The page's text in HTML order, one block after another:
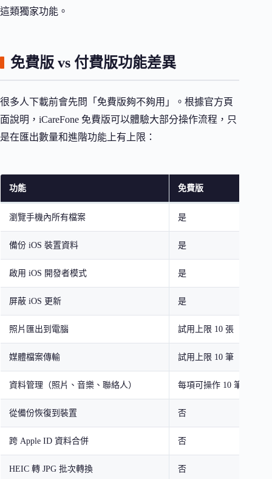
這類獨家功能。
免費版 vs 付費版功能差異
很多人下載前會先問「免費版夠不夠用」。根據官方頁
面說明，iCareFone 免費版可以體驗大部分操作流程，只
是在匯出數量和進階功能上有上限：
功能 免費版
瀏覽手機內所有檔案 是
備份 iOS 裝置資料 是
啟用 iOS 開發者模式 是
屏蔽 iOS 更新 是
照片匯出到電腦 試用上限 10 張
媒體檔案傳輸 試用上限 10 筆
資料管理（照片、音樂、聯絡人） 每項可操作 10 筆
從備份恢復到裝置 否
跨 Apple ID 資料合併 否
HEIC 轉 JPG 批次轉換 否